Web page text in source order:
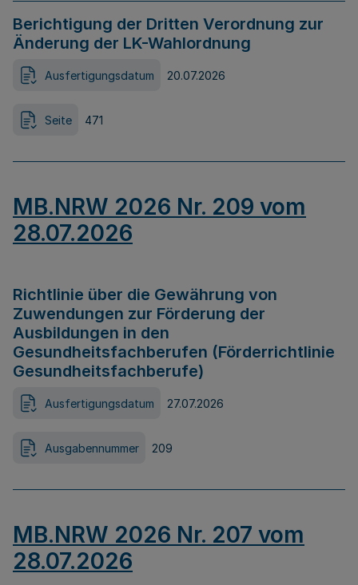
Berichtigung der Dritten Verordnung zur
Änderung der LK-Wahlordnung
Ausfertigungsdatum 20.07.2026
Seite 471
MB.NRW 2026 Nr. 209 vom
28.07.2026
Richtlinie über die Gewährung von
Zuwendungen zur Förderung der
Ausbildungen in den
Gesundheitsfachberufen (Förderrichtlinie
Gesundheitsfachberufe)
Ausfertigungsdatum 27.07.2026
Ausgabennummer 209
MB.NRW 2026 Nr. 207 vom
28.07.2026